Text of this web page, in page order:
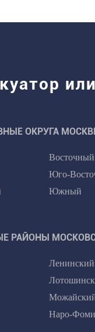
ОКРУГА
Восточный
Юго-
Южный
РАЙОНЫ
Ленинский
Наро-